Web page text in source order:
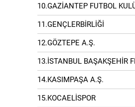
10.GAZİANTEP FUTBOL
11.GENÇLERBİRLİĞİ
12.GÖZTEPE A.Ş.
13.İSTANBUL BAŞAKŞEHİR
14.KASIMPAŞA A.Ş.
15.KOCAELİSPOR